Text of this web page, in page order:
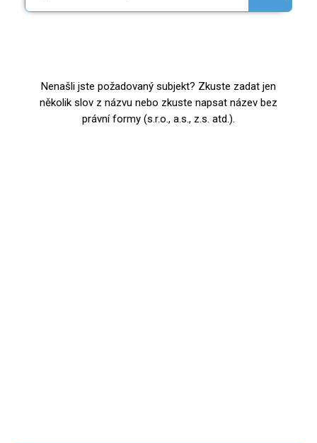
Nenašli jste požadovaný subjekt? Zkuste zadat jen
několik slov z názvu nebo zkuste napsat název bez
právní formy (s.r.o., a.s., z.s. atd.).